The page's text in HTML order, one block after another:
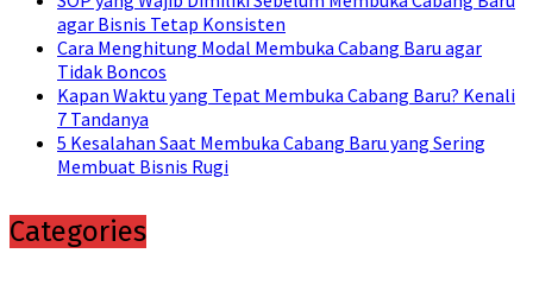
agar Bisnis Tetap Konsisten
Cara Menghitung Modal Membuka Cabang Baru agar
Tidak Boncos
Kapan Waktu yang Tepat Membuka Cabang Baru? Kenali
7 Tandanya
5 Kesalahan Saat Membuka Cabang Baru yang Sering
Membuat Bisnis Rugi
Categories